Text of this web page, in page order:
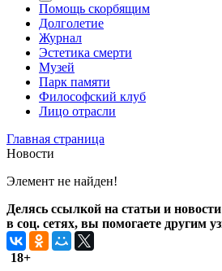
Помощь скорбящим
Долголетие
Журнал
Эстетика смерти
Музей
Парк памяти
Философский клуб
Лицо отрасли
Главная страница
Новости
Элемент не найден!
Делясь ссылкой на статьи и
в соц. сетях, вы помогаете другим
18+